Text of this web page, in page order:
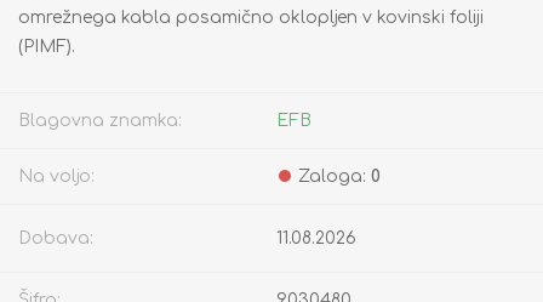
omrežnega kabla posamično oklopljen v kovinski foliji
(PIMF).
Blagovna znamka: EFB
Na voljo: Zaloga: 0
Dobava: 11.08.2026